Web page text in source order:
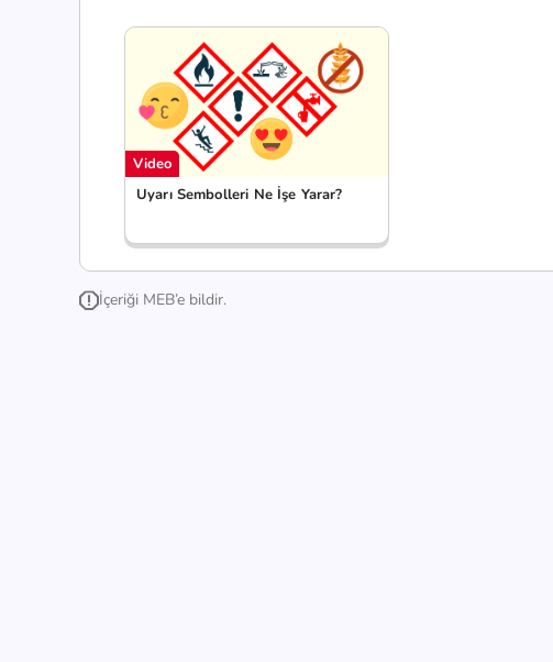
Video
Uyarı Sembolleri Ne İşe Yarar?
İçeriği MEB’e bildir.